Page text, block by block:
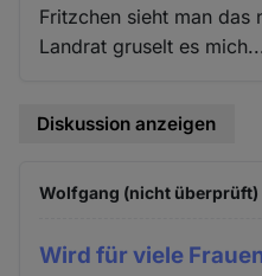
Fritzchen sieht man das
Landrat gruselt es mich...
Diskussion anzeigen
Wolfgang (nicht überprüft)
Wird für viele